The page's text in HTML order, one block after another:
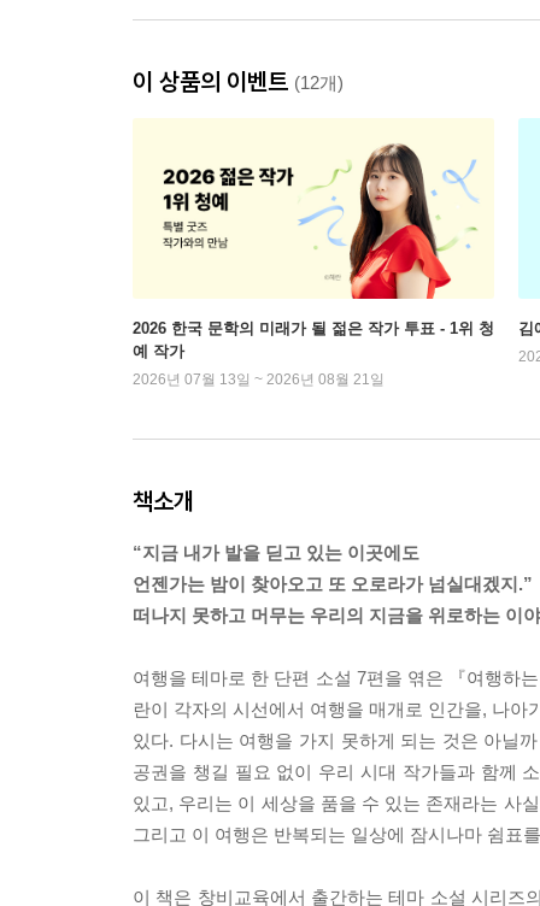
이 상품의 이벤트 (12개)
2026 한국 문학의 미래가 될 젊은 작가 투표 - 1위 청
예 작가
2026년 07월 13일 ~ 2026년 08월 21일
김
책소개
“지금 내가 발을 딛고 있는 이곳에도
언젠가는 밤이 찾아오고 또 오로라가 넘실대겠지.”
떠나지 못하고 머무는 우리의 지금을 위로하는 이
여행을 테마로 한 단편 소설 7편을 엮은 『여행하
란이 각자의 시선에서 여행을 매개로 인간을, 나
있다. 다시는 여행을 가지 못하게 되는 것은 아닐
공권을 챙길 필요 없이 우리 시대 작가들과 함께
있고, 우리는 이 세상을 품을 수 있는 존재라는 사
그리고 이 여행은 반복되는 일상에 잠시나마 쉼표
이 책은 창비교육에서 출간하는 테마 소설 시리즈